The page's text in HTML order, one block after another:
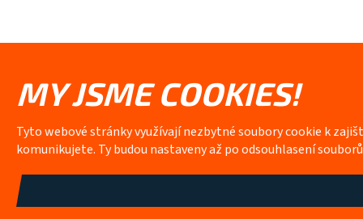
MY JSME COOKIES!
Tyto webové stránky využívají nezbytné soubory cookie k
komunikujete. Ty budou nastaveny až po odsouhlasení